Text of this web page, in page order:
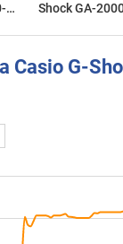
Shock GA-
Casio G-